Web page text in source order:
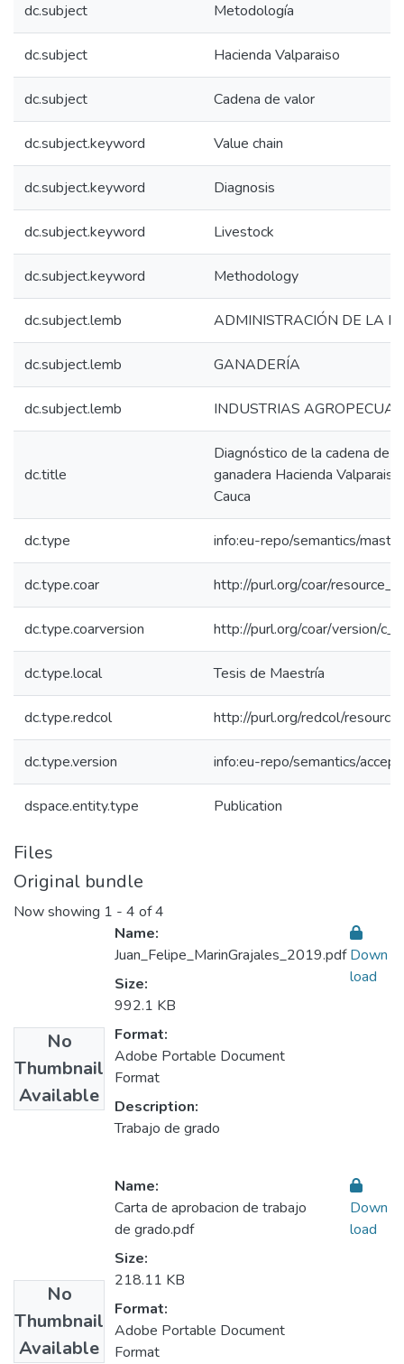
dc.subject Metodología
dc.subject Hacienda Valparaiso
dc.subject Cadena de valor
dc.subject.keyword Value chain
dc.subject.keyword Diagnosis
dc.subject.keyword Livestock
dc.subject.keyword Methodology
dc.subject.lemb ADMINISTRACIÓN DE LA
dc.subject.lemb GANADERÍA
dc.subject.lemb INDUSTRIAS
dc.title
Diagnóstico de la cadena de
ganadera Hacienda
Cauca
dc.type info:eu-repo/semantics/
dc.type.coar http://purl.org/coar/
dc.type.coarversion http://purl.org/coar/version/
dc.type.local Tesis de Maestría
dc.type.redcol http://purl.org/redcol/
dc.type.version info:eu-repo/semantics/
dspace.entity.type Publication
Files
Original bundle
Now showing 1 - 4 of 4
No
Thumbnail
Available
Name:
Juan_Felipe_MarinGrajales_2019.pdf
Size:
992.1 KB
Format:
Adobe Portable Document
Format
Description:
Trabajo de grado
Down
load
No
Thumbnail
Available
Name:
Carta de aprobacion de trabajo
de grado.pdf
Size:
218.11 KB
Format:
Adobe Portable Document
Format
Down
load